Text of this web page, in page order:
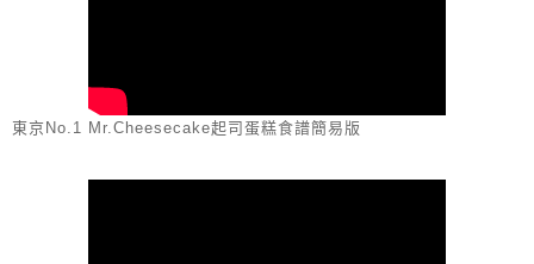
東京No.1 Mr.Cheesecake起司蛋糕食譜簡易版